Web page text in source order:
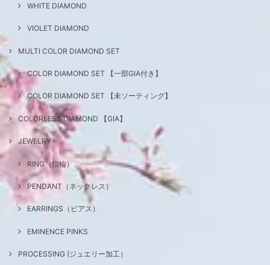
WHITE DIAMOND
VIOLET DIAMOND
MULTI COLOR DIAMOND SET
COLOR DIAMOND SET 【一部GIA付き】
COLOR DIAMOND SET 【未ソーティング】
COLORLESS DIAMOND 【GIA】
JEWELRY
RING（指輪）
PENDANT（ネックレス）
EARRINGS（ピアス）
EMINENCE PINKS
PROCESSING (ジュエリー加工）